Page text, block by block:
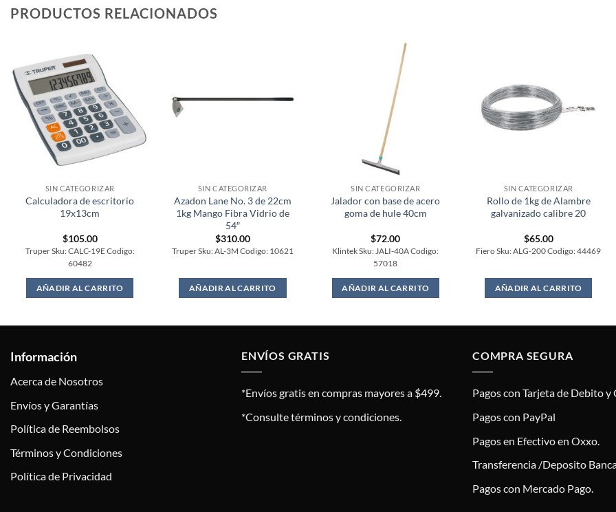
PRODUCTOS RELACIONADOS
SIN CATEGORIZAR
Calculadora de escritorio
19x13cm
$105.00
Truper Sku: CALC-19E Codigo:
60482
AÑADIR AL CARRITO
SIN CATEGORIZAR
Azadon Lane No. 3 de 22cm
1kg Mango Fibra Vidrio de
54″
$310.00
Truper Sku: AL-3M Codigo: 10621
AÑADIR AL CARRITO
SIN CATEGORIZAR
Jalador con base de acero
goma de hule 40cm
$72.00
Klintek Sku: JALI-40A Codigo:
57018
AÑADIR AL CARRITO
SIN CATEGORIZAR
Rollo de 1kg de Alambre
galvanizado calibre 20
$65.00
Fiero Sku: ALG-200 Codigo: 44469
AÑADIR AL CARRITO
Información
Acerca de Nosotros
Envíos y Garantías
Política de Reembolsos
Términos y Condiciones
Política de Privacidad
ENVÍOS GRATIS
*Envíos gratis en compras mayores a $499.
*Consulte términos y condiciones.
COMPRA SEGURA
Pagos con Tarjeta de Debito y
Pagos con PayPal
Pagos en Efectivo en Oxxo.
Transferencia /Deposito
Pagos con Mercado Pago.